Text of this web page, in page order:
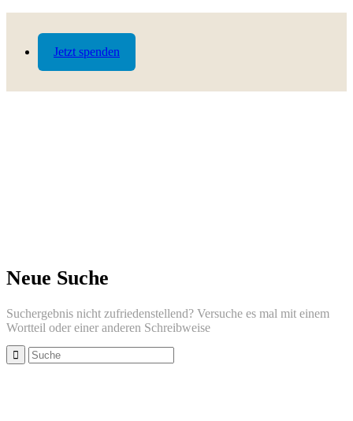
Jetzt spenden
Neue Suche
Suchergebnis nicht zufriedenstellend? Versuche es mal mit einem
Wortteil oder einer anderen Schreibweise